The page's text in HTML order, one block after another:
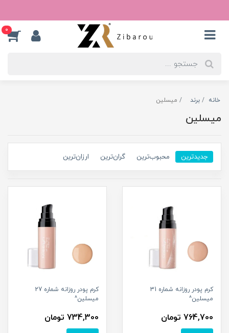
0
خانه برند میسلین
میسلین
جدیدترین محبوب‌ترین گران‌ترین ارزان‌ترین
کرم پودر روزانه شماره 31
میسلین^
764,700 تومان
کرم پودر روزانه شماره 27
میسلین^
734,300 تومان